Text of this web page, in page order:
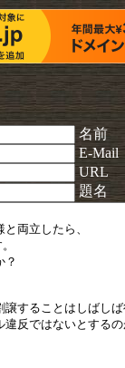
名前
E-Mail
URL
題名